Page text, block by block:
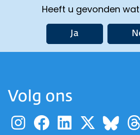
Heeft u gevonden
Ja
Volg ons
Ga naar de
Ga naar
GaGa